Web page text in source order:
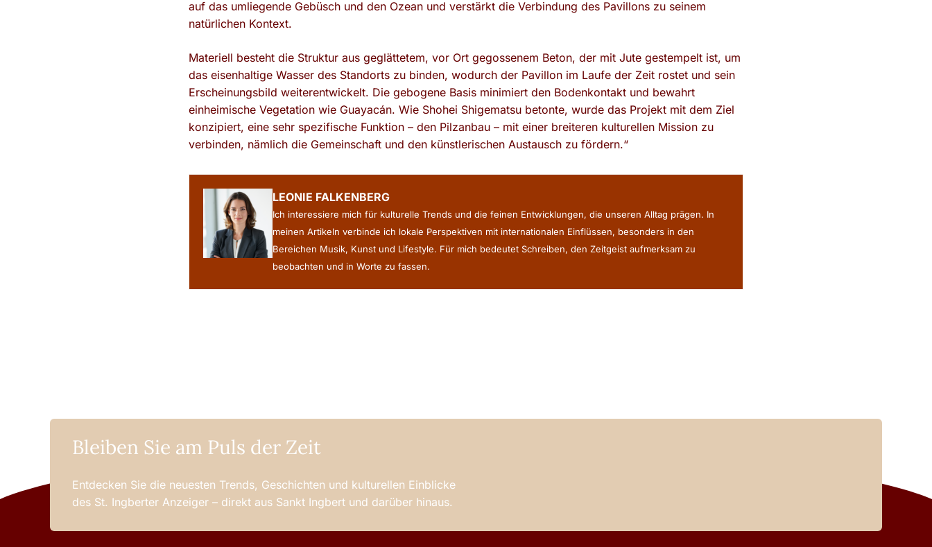
auf das umliegende Gebüsch und den Ozean und verstärkt die Verbindung des Pavillons zu seinem
natürlichen Kontext.
Materiell besteht die Struktur aus geglättetem, vor Ort gegossenem Beton, der mit Jute gestempelt ist, um
das eisenhaltige Wasser des Standorts zu binden, wodurch der Pavillon im Laufe der Zeit rostet und sein
Erscheinungsbild weiterentwickelt. Die gebogene Basis minimiert den Bodenkontakt und bewahrt
einheimische Vegetation wie Guayacán. Wie Shohei Shigematsu betonte, wurde das Projekt mit dem Ziel
konzipiert, eine sehr spezifische Funktion – den Pilzanbau – mit einer breiteren kulturellen Mission zu
verbinden, nämlich die Gemeinschaft und den künstlerischen Austausch zu fördern.“
LEONIE FALKENBERG
Ich interessiere mich für kulturelle Trends und die feinen Entwicklungen, die unseren Alltag prägen. In
meinen Artikeln verbinde ich lokale Perspektiven mit internationalen Einflüssen, besonders in den
Bereichen Musik, Kunst und Lifestyle. Für mich bedeutet Schreiben, den Zeitgeist aufmerksam zu
beobachten und in Worte zu fassen.
Bleiben Sie am Puls der Zeit
Entdecken Sie die neuesten Trends, Geschichten und kulturellen Einblicke
des St. Ingberter Anzeiger – direkt aus Sankt Ingbert und darüber hinaus.